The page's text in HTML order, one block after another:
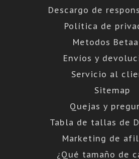
Descargo de
Política de
Metodos
Envíos y
Servicio al
Sitemap
Quejas y
Tabla de tallas de
Marketing de
¿Qué tamaño de